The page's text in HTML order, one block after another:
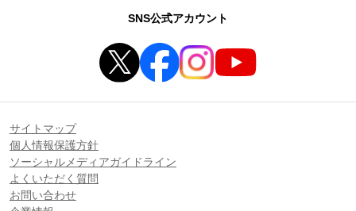
SNS公式アカウント
サイトマップ
個人情報保護方針
ソーシャルメディアガイドライン
よくいただく質問
お問い合わせ